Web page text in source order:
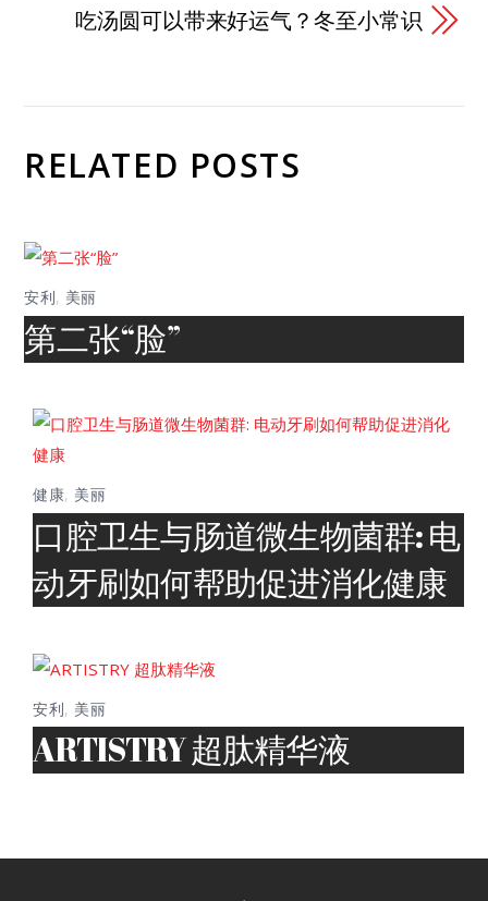
吃汤圆可以带来好运气？冬至小常识
RELATED POSTS
安利, 美丽
第二张“脸”
健康, 美丽
口腔卫生与肠道微生物菌群: 电
动牙刷如何帮助促进消化健康
安利, 美丽
ARTISTRY 超肽精华液